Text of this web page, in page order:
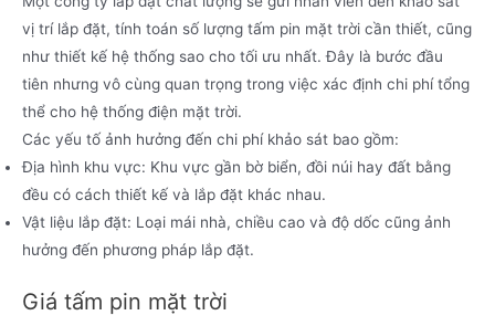
vị trí lắp đặt, tính toán số lượng tấm pin mặt trời cần thiết, cũng
như thiết kế hệ thống sao cho tối ưu nhất. Đây là bước đầu
tiên nhưng vô cùng quan trọng trong việc xác định chi phí tổng
thể cho hệ thống điện mặt trời.
Các yếu tố ảnh hưởng đến chi phí khảo sát bao gồm:
Địa hình khu vực: Khu vực gần bờ biển, đồi núi hay đất bằng
đều có cách thiết kế và lắp đặt khác nhau.
Vật liệu lắp đặt: Loại mái nhà, chiều cao và độ dốc cũng ảnh
hưởng đến phương pháp lắp đặt.
Giá tấm pin mặt trời